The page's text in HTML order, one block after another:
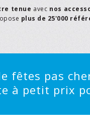
tenue avec nos
plus de 25'000
fêtes pas
à petit prix